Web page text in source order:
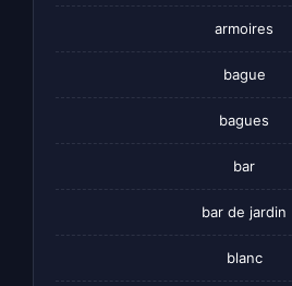
armoires
bague
bagues
bar
bar de jardin
blanc